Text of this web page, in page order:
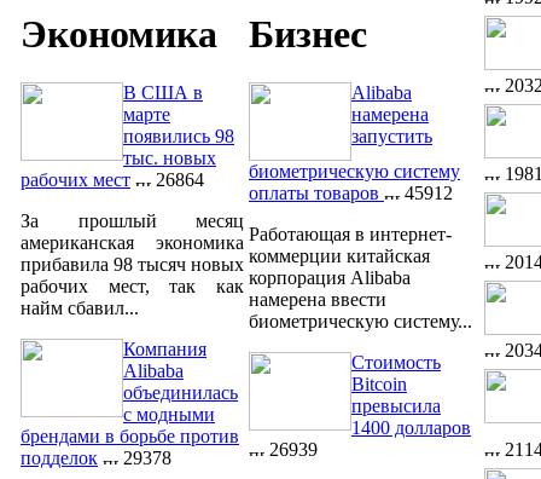
Экономика
В США в
марте
появились 98
тыс. новых
рабочих мест
26864
За прошлый месяц
американская экономика
прибавила 98 тысяч новых
рабочих мест, так как
найм сбавил...
Компания
Alibaba
объединилась
с модными
брендами в борьбе против
подделок
29378
Бизнес
Alibaba
намерена
запустить
биометрическую систему
оплаты товаров
45912
Работающая в интернет-
коммерции китайская
корпорация Alibaba
намерена ввести
биометрическую систему...
Стоимость
Bitcoin
превысила
1400 долларов
26939